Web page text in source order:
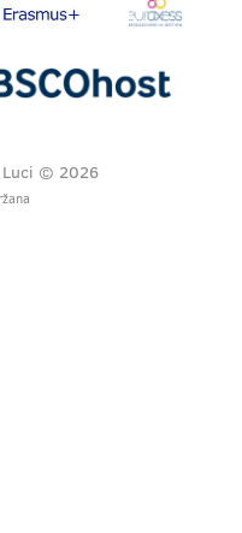
Luci © 2026